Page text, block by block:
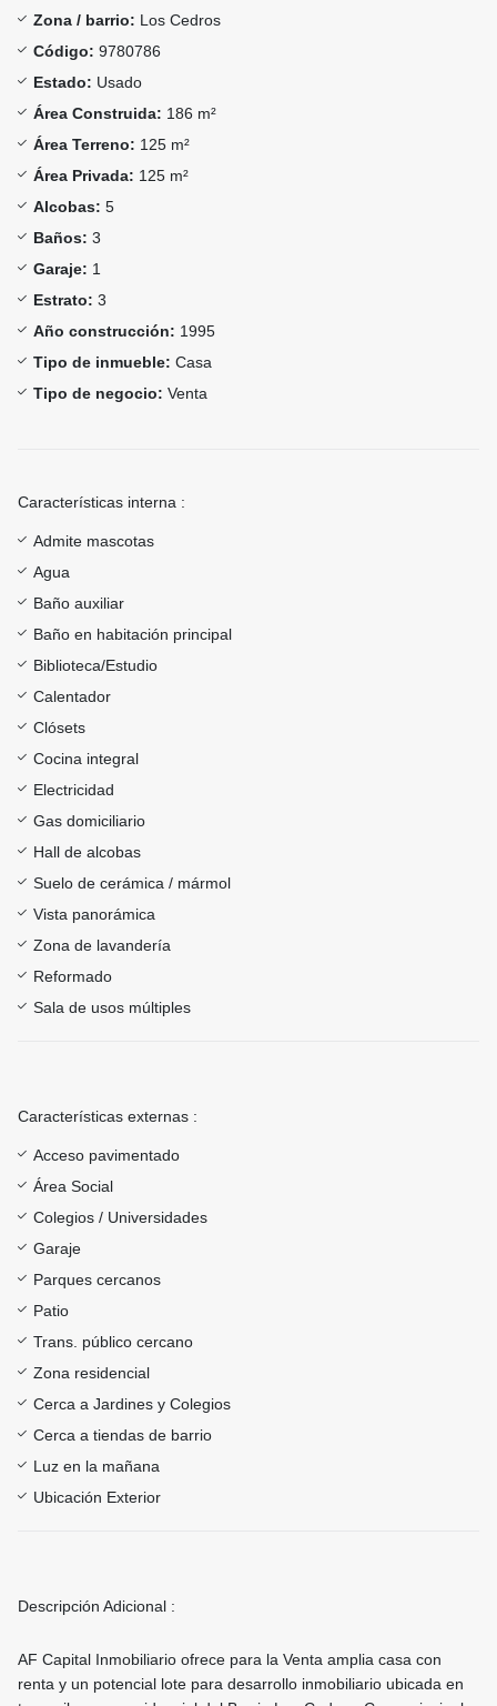
Zona / barrio: Los Cedros
Código: 9780786
Estado: Usado
Área Construida: 186 m²
Área Terreno: 125 m²
Área Privada: 125 m²
Alcobas: 5
Baños: 3
Garaje: 1
Estrato: 3
Año construcción: 1995
Tipo de inmueble: Casa
Tipo de negocio: Venta
Características interna :
Admite mascotas
Agua
Baño auxiliar
Baño en habitación principal
Biblioteca/Estudio
Calentador
Clósets
Cocina integral
Electricidad
Gas domiciliario
Hall de alcobas
Suelo de cerámica / mármol
Vista panorámica
Zona de lavandería
Reformado
Sala de usos múltiples
Características externas :
Acceso pavimentado
Área Social
Colegios / Universidades
Garaje
Parques cercanos
Patio
Trans. público cercano
Zona residencial
Cerca a Jardines y Colegios
Cerca a tiendas de barrio
Luz en la mañana
Ubicación Exterior
Descripción Adicional :
AF Capital Inmobiliario ofrece para la Venta amplia casa con
renta y un potencial lote para desarrollo inmobiliario ubicada en